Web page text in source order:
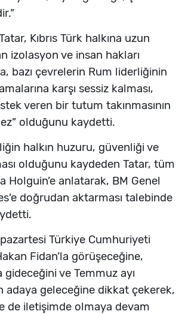
Kıbrıs Türk halkına uzun
izolasyon ve insan hakları
bazı çevrelerin Rum liderliğinin
karşı sessiz kalması,
veren bir tutum takınmasının
olduğunu kaydetti.
halkın huzuru, güvenliği ve
olduğunu kaydeden Tatar, tüm
Holguin’e anlatarak, BM Genel
doğrudan aktarması talebinde
Türkiye Cumhuriyeti
Fidan’la görüşeceğine,
gideceğini ve Temmuz ayı
adaya geleceğine dikkat çekerek,
de iletişimde olmaya devam